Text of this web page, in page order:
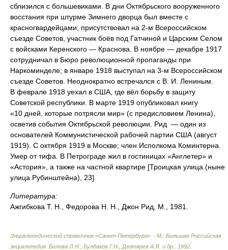
сблизился с большевиками. В дни Октябрьского вооруженного
восстания при штурме Зимнего дворца был вместе с
красногвардейцами; присутствовал на 2-м Всероссийском
съезде Советов, участник боёв под Гатчиной и Царским Селом
с войсками Керенского — Краснова. В ноябре — декабре 1917
сотрудничал в Бюро революционной пропаганды при
Наркоминделе; в январе 1918 выступал на 3-м Всероссийском
съезде Советов. Неоднократно встречался с В. И. Лениным.
В феврале 1918 уехал в США, где вёл борьбу в защиту
Советской республики. В марте 1919 опубликовал книгу
«10 дней, которые потрясли мир» (с предисловием Ленина),
осветив события Октябрьской революции. Рид — один из
основателей Коммунистической рабочей партии США (август
1919). С октября 1919 в Москве; член Исполкома Коминтерна.
Умер от тифа. В Петрограде жил в гостиницах «Англетер» и
«Астория», а также на частной квартире [Троицкая улица (ныне
улица Рубинштейна), 23].
Литература:
Ажгибкова Т. Н., Федорова Н. Н., Джон Рид, М., 1981.
Энциклопедический справочник «Санкт-Петербург». - М.: Большая Российская
энциклопедия Белова Л.Н., Булдаков Г.Н., Дегтярев А.Я. и др. 1992